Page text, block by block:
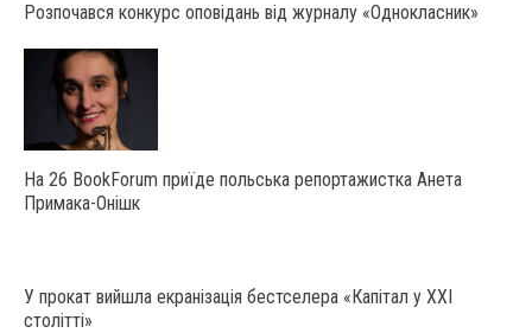
Розпочався конкурс оповідань від журналу «Однокласник»
На 26 BookForum приїде польська репортажистка Анета
Примака-Онішк
У прокат вийшла екранізація бестселера «Капітал у XXI
cтолітті»